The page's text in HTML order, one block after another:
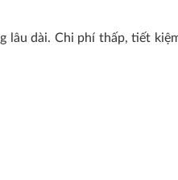
lâu dài. Chi phí thấp, tiết